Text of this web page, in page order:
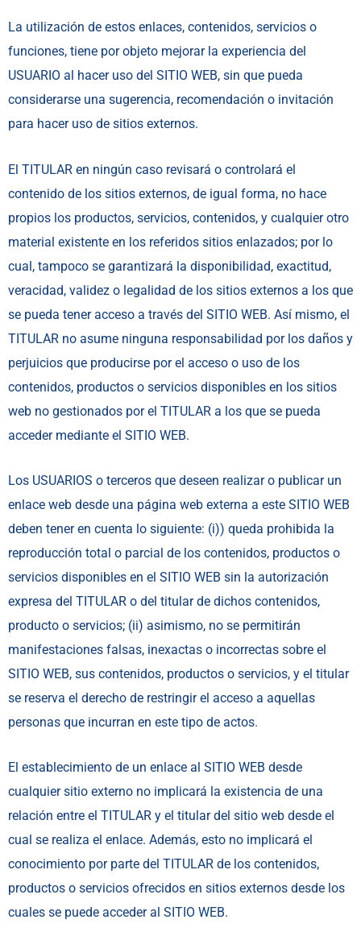
La utilización de estos enlaces, contenidos, servicios o
funciones, tiene por objeto mejorar la experiencia del
USUARIO al hacer uso del SITIO WEB, sin que pueda
considerarse una sugerencia, recomendación o invitación
para hacer uso de sitios externos.
El TITULAR en ningún caso revisará o controlará el
contenido de los sitios externos, de igual forma, no hace
propios los productos, servicios, contenidos, y cualquier otro
material existente en los referidos sitios enlazados; por lo
cual, tampoco se garantizará la disponibilidad, exactitud,
veracidad, validez o legalidad de los sitios externos a los que
se pueda tener acceso a través del SITIO WEB. Así mismo, el
TITULAR no asume ninguna responsabilidad por los daños y
perjuicios que producirse por el acceso o uso de los
contenidos, productos o servicios disponibles en los sitios
web no gestionados por el TITULAR a los que se pueda
acceder mediante el SITIO WEB.
Los USUARIOS o terceros que deseen realizar o publicar un
enlace web desde una página web externa a este SITIO WEB
deben tener en cuenta lo siguiente: (i)) queda prohibida la
reproducción total o parcial de los contenidos, productos o
servicios disponibles en el SITIO WEB sin la autorización
expresa del TITULAR o del titular de dichos contenidos,
producto o servicios; (ii) asimismo, no se permitirán
manifestaciones falsas, inexactas o incorrectas sobre el
SITIO WEB, sus contenidos, productos o servicios, y el titular
se reserva el derecho de restringir el acceso a aquellas
personas que incurran en este tipo de actos.
El establecimiento de un enlace al SITIO WEB desde
cualquier sitio externo no implicará la existencia de una
relación entre el TITULAR y el titular del sitio web desde el
cual se realiza el enlace. Además, esto no implicará el
conocimiento por parte del TITULAR de los contenidos,
productos o servicios ofrecidos en sitios externos desde los
cuales se puede acceder al SITIO WEB.